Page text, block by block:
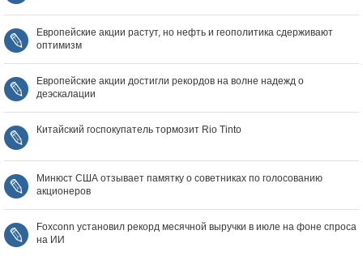
Европейские акции растут, но нефть и геополитика сдерживают
оптимизм
Европейские акции достигли рекордов на волне надежд о
деэскалации
Китайский госпокупатель тормозит Rio Tinto
Минюст США отзывает памятку о советниках по голосованию
акционеров
Foxconn установил рекорд месячной выручки в июле на фоне спроса
на ИИ